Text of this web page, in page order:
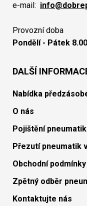
e-mail:
Provozní doba
Pondělí - Pátek
DALŠÍ
Nabídka
O nás
Pojištění
Přezutí pneumatik
Obchodní podmínky
Zpětný odběr
Kontaktujte nás